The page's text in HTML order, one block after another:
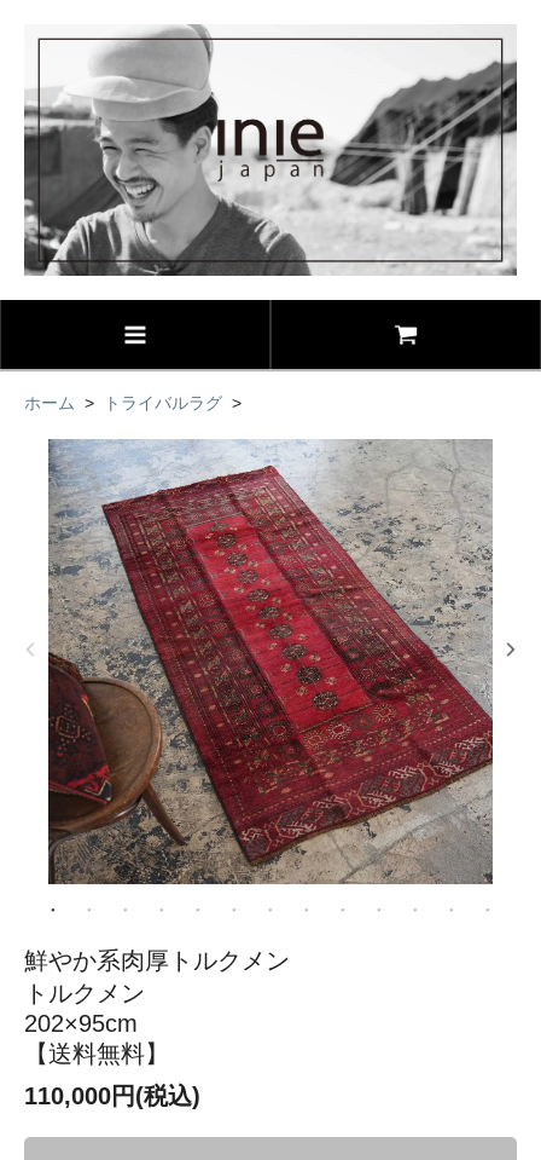
ホーム > トライバルラグ >
鮮やか系肉厚トルクメン
トルクメン
202×95cm
【送料無料】
110,000円(税込)